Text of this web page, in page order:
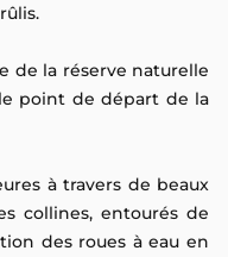
de la réserve naturelle
point de départ de la
à travers de beaux
collines, entourés de
des roues à eau en